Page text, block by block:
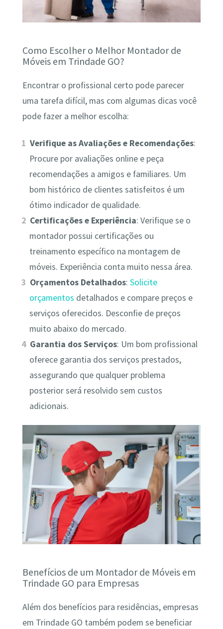
Como Escolher o Melhor Montador de
Móveis em Trindade GO?
Encontrar o profissional certo pode parecer
uma tarefa difícil, mas com algumas dicas você
pode fazer a melhor escolha:
Verifique as Avaliações e Recomendações:
Procure por avaliações online e peça
recomendações a amigos e familiares. Um
bom histórico de clientes satisfeitos é um
ótimo indicador de qualidade.
Certificações e Experiência: Verifique se o
montador possui certificações ou
treinamento específico na montagem de
móveis. Experiência conta muito nessa área.
Orçamentos Detalhados:Solicite
orçamentos detalhados e compare preços e
serviços oferecidos. Desconfie de preços
muito abaixo do mercado.
Garantia dos Serviços: Um bom profissional
oferece garantia dos serviços prestados,
assegurando que qualquer problema
posterior será resolvido sem custos
adicionais.
Benefícios de um Montador de Móveis em
Trindade GO para Empresas
Além dos benefícios para residências, empresas
em Trindade GO também podem se beneficiar